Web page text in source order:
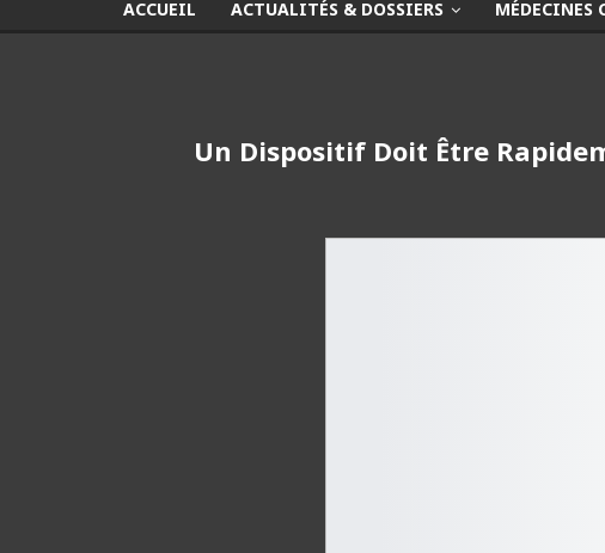
ACCUEIL ACTUALITÉS & DOSSIERS MÉDECINES
Un Dispositif Doit Être